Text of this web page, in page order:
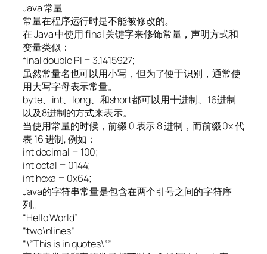
Java 常量
常量在程序运行时是不能被修改的。
在 Java 中使用 final 关键字来修饰常量，声明方式和
变量类似：
final double PI = 3.1415927;
虽然常量名也可以用小写，但为了便于识别，通常使
用大写字母表示常量。
byte、int、long、和short都可以用十进制、16进制
以及8进制的方式来表示。
当使用常量的时候，前缀 0 表示 8 进制，而前缀 0x 代
表 16 进制, 例如：
int decimal = 100;
int octal = 0144;
int hexa = 0x64;
Java的字符串常量是包含在两个引号之间的字符序
列。
“Hello World”
“two\nlines”
“\”This is in quotes\””